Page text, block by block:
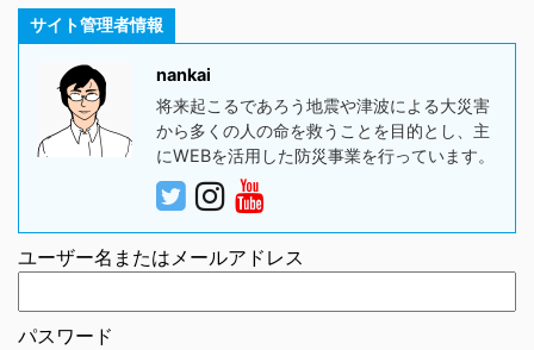
サイト管理者情報
nankai
将来起こるであろう地震や津波による大災害
から多くの人の命を救うことを目的とし、主
にWEBを活用した防災事業を行っています。
ユーザー名またはメールアドレス
パスワード